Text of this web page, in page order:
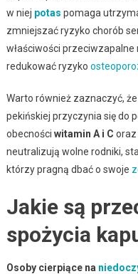
w niej potas pomaga
zmniejszać ryzyko chorób
właściwości
redukować ryzyko
Warto również zaznaczyć,
pekińskiej przyczynia się do
obecności witamin A i C oraz
neutralizują wolne rodniki,
którzy pragną dbać o swoje
Jakie są
spożycia
Osoby cierpiące na